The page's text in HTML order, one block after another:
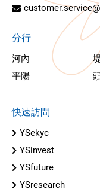
分行
河內
平陽
快速訪問
YSekyc
YSinvest
YSfuture
YSresearch